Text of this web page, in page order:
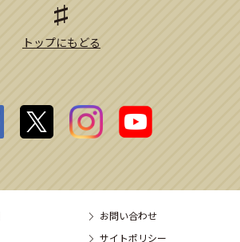
トップにもどる
お問い合わせ
サイトポリシー